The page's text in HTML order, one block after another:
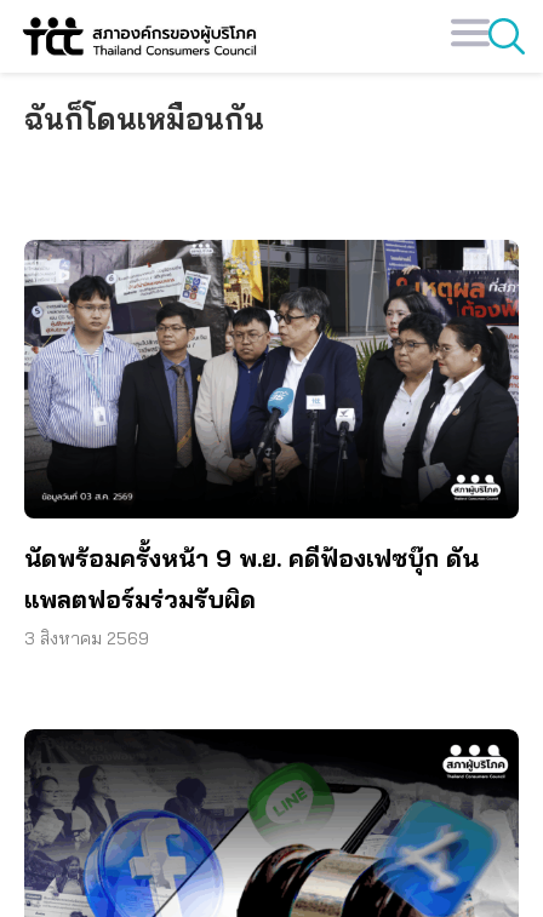
Skip
ฉันก็โดนเหมือนกัน
นัดพร้อมครั้งหน้า 9 พ.ย. คดีฟ้องเฟซบุ๊ก ดัน
แพลตฟอร์มร่วมรับผิด
3 สิงหาคม 2569